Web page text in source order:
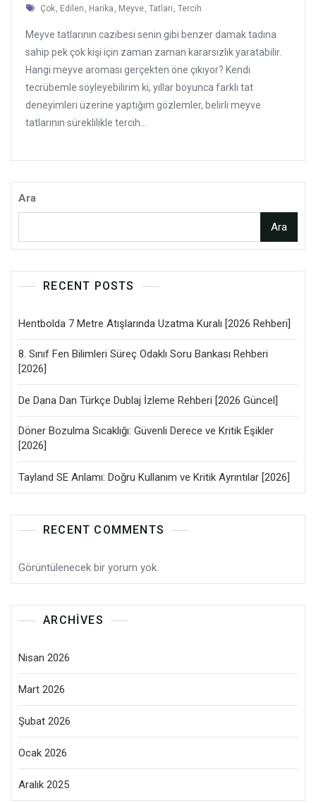
Tags
Çok, Edilen , Harika , Meyve, Tatları , Tercih
Meyve tatlarının cazibesi senin gibi benzer damak tadına
sahip pek çok kişi için zaman zaman kararsızlık yaratabilir.
Hangi meyve aroması gerçekten öne çıkıyor? Kendi
tecrübemle söyleyebilirim ki, yıllar boyunca farklı tat
deneyimleri üzerine yaptığım gözlemler, belirli meyve
tatlarının süreklilikle tercih...
Ara
Ara
RECENT POSTS
Hentbolda 7 Metre Atışlarında Uzatma Kuralı [2026 Rehberi]
8. Sınıf Fen Bilimleri Süreç Odaklı Soru Bankası Rehberi
[2026]
De Dana Dan Türkçe Dublaj İzleme Rehberi [2026 Güncel]
Döner Bozulma Sıcaklığı: Güvenli Derece ve Kritik Eşikler
[2026]
Tayland SE Anlamı: Doğru Kullanım ve Kritik Ayrıntılar [2026]
RECENT COMMENTS
Görüntülenecek bir yorum yok.
ARCHIVES
Nisan 2026
Mart 2026
Şubat 2026
Ocak 2026
Aralık 2025